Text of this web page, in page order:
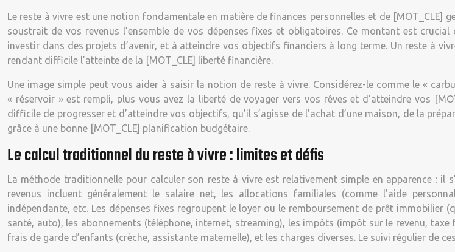
Le reste à vivre est une notion fondamentale en matière de finances personnelles et de
soustrait de vos revenus l’ensemble de vos dépenses fixes et obligatoires. Ce montant est
investir dans des projets d’avenir, et à atteindre vos objectifs financiers à long terme. Un reste à
rendant difficile l’atteinte de la [MOT_CLE] liberté financière.
Une image simple peut vous aider à saisir la notion de reste à vivre. Considérez-le comme le «
« réservoir » est rempli, plus vous avez la liberté de voyager vers vos rêves et d’atteindre vos
difficile de progresser et d’atteindre vos objectifs, qu’il s’agisse de l’achat d’une maison, de la
grâce à une bonne [MOT_CLE] planification budgétaire.
Le calcul traditionnel du reste à vivre : limites et défis
La méthode traditionnelle pour calculer son reste à vivre est relativement simple en apparence : il
revenus incluent généralement le salaire net, les allocations familiales (comme l’aide
indépendante, etc. Les dépenses fixes regroupent le loyer ou le remboursement de prêt immobilier
santé, auto), les abonnements (téléphone, internet, streaming), les impôts (impôt sur le revenu,
frais de garde d’enfants (crèche, assistante maternelle), et les charges diverses. Le suivi régulier de